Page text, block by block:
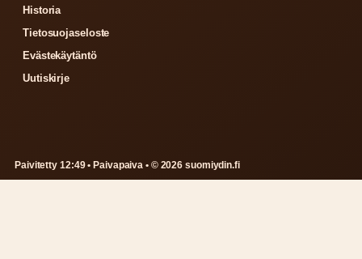
Historia
Tietosuojaseloste
Evästekäytäntö
Uutiskirje
Paivitetty 12:49 • Paivapaiva • © 2026 suomiydin.fi